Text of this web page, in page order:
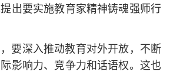
提出要实施教育家精神铸魂强师行
要深入推动教育对外开放，不断
影响力、竞争力和话语权。这也